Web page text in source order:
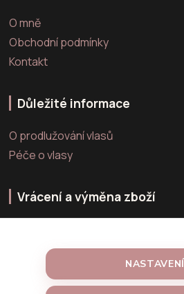
O mně
Obchodní podmínky
Kontakt
Důležité informace
O prodlužování vlasů
Péče o vlasy
Vrácení a výměna zboží
Vrácení zboží
NASTAVENÍ